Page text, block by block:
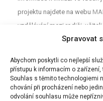
Spravovat
Abychom poskytli co nejlepší
přístupu k informacím o
Souhlas s těmito technologiemi
chování při procházení nebo
odvolání souhlasu může
projektu najdete na webu
vzdělávání mezi rodiči,
určeny Facebookové